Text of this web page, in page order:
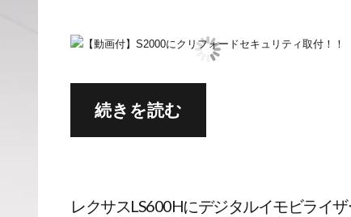
続きを読む
レクサスLS600Hにデジタルイモビライザ